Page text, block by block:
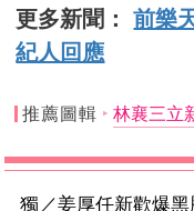
更多新聞：前樂
紀人回應
推薦圖輯 林襄三立
獨／姜厚任新歡爆